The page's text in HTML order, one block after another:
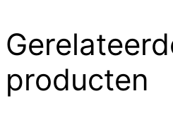
producten